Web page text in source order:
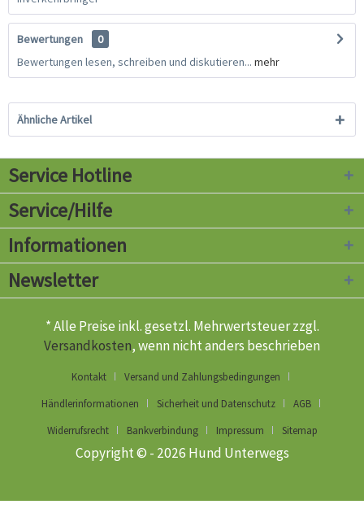
Bewertungen
0
Bewertungen lesen, schreiben und diskutieren... mehr
Ähnliche Artikel
Service Hotline
Service/Hilfe
Informationen
Newsletter
* Alle Preise inkl. gesetzl. Mehrwertsteuer zzgl.
Versandkosten, wenn nicht anders beschrieben
Kontakt
Versand und Zahlungsbedingungen
Händlerinformationen
Sicherheit und Datenschutz
AGB
Widerrufsrecht
Bankverbindung Impressum Sitemap
Copyright © - 2026 Hund Unterwegs